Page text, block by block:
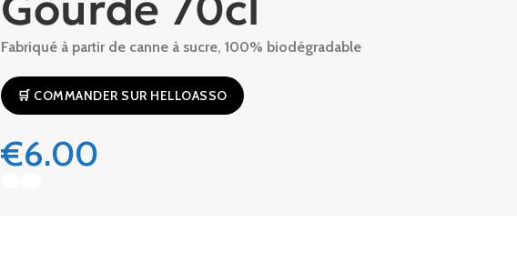
Fabriqué à partir de canne à sucre, 100% biodégradable
🛒 COMMANDER SUR HELLOASSO
€6.00